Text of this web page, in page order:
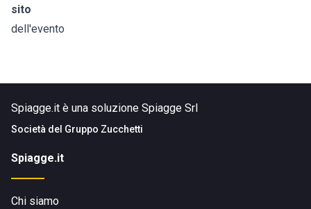
sito
dell'evento
Spiagge.it è una soluzione Spiagge Srl
Società del Gruppo Zucchetti
Spiagge.it
Chi siamo